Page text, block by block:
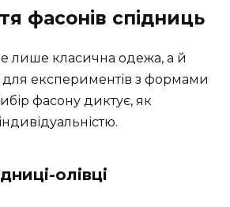
фасонів спідниць
лише класична одежа, а й
експериментів з формами
фасону диктує, як
олівці